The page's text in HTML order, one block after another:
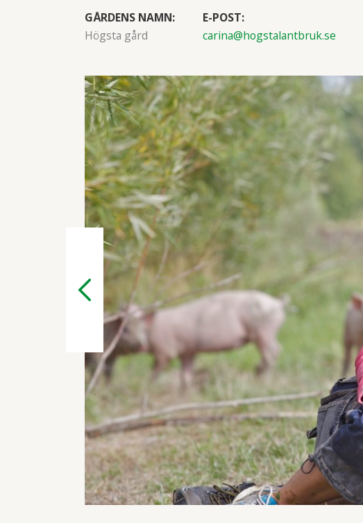
GÅRDENS NAMN:
Högsta gård
E-POST:
carina@hogstalantbruk.se